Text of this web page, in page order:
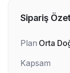
Sipariş
Plan Orta
Kapsam